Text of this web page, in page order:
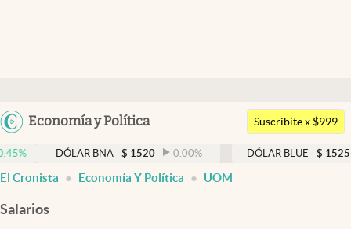
Argentina
Economía y Política
Members
Economía y Política
Finanzas y Mercados
Mercados Online
Suscribite x $999
DÓLAR BNA $ 1520 0.00% DÓLAR BLUE $ 1525 -0.33%
El Cronista Economía Y Política UOM
Salarios